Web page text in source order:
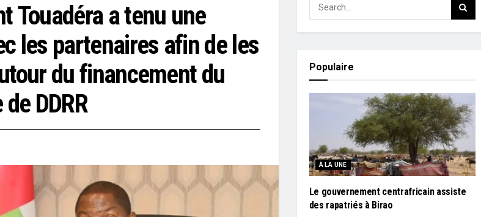
Touadéra a tenu une
les partenaires afin de les
du financement du
DDRR
Populaire
À LA UNE
Le gouvernement centrafricain assiste
des rapatriés à Birao